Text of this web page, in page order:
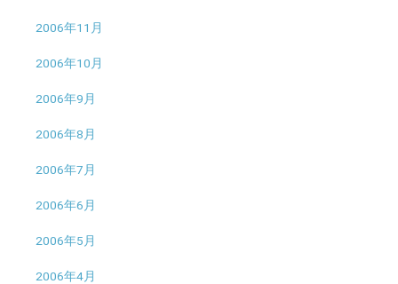
2006年11月
2006年10月
2006年9月
2006年8月
2006年7月
2006年6月
2006年5月
2006年4月